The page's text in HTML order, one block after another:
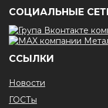
CОЦИАЛЬНЫЕ
ССЫЛКИ
Новости
ГОСТы